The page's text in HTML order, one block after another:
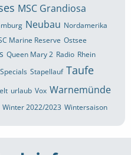
MSC Grandiosa
Neubau Nordamerika
Marine Reserve Ostsee
Queen Mary 2 Radio Rhein
Specials Stapellauf Taufe
urlaub Vox Warnemünde
Winter 2022/2023 Wintersaison